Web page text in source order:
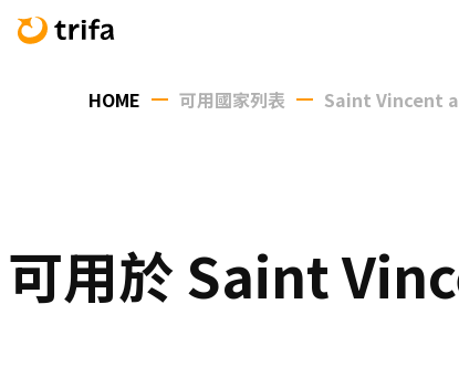
HOME 可用國家列表 Saint Vincent
可用於 Saint